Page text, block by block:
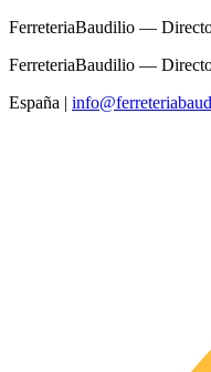
FerreteriaBaudilio —
FerreteriaBaudilio —
España |